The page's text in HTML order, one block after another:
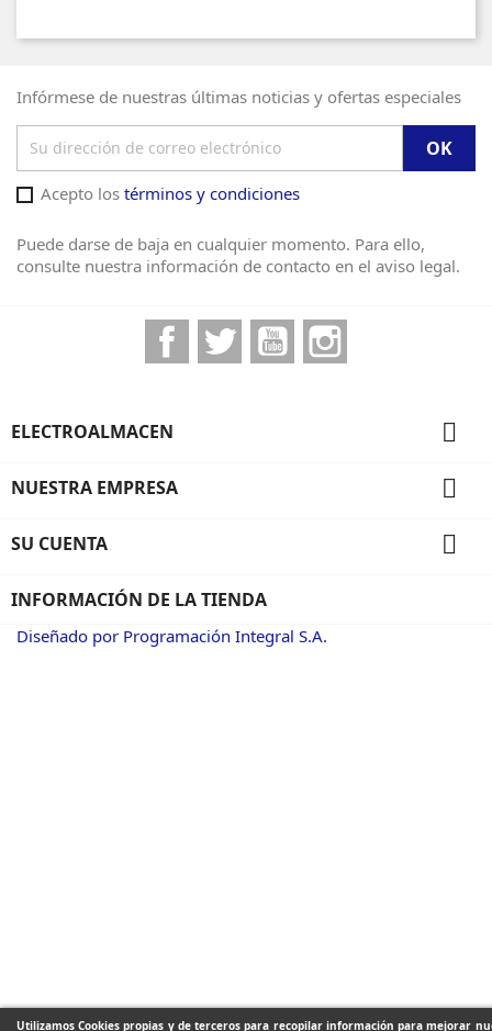
Utilizamos Cookies propias y de terceros para recopilar información para mejorar
Infórmese de nuestras últimas noticias y ofertas especiales
Acepto los términos y condiciones
Puede darse de baja en cualquier momento. Para ello,
consulte nuestra información de contacto en el aviso legal.
FacebookTwitter YouTube
ELECTROALMACEN 
NUESTRA EMPRESA 
SU CUENTA 
INFORMACIÓN DE LA TIENDA
Diseñado por Programación Integral S.A.